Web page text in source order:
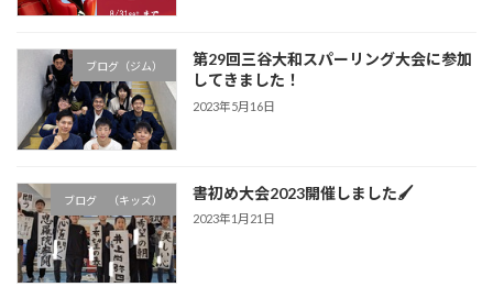
ブログ（ジム）
第29回三谷大和スパーリング大会に参加
してきました！
2023年5月16日
ブログ （キッズ） 書初め大会2023開催しました🖌
2023年1月21日